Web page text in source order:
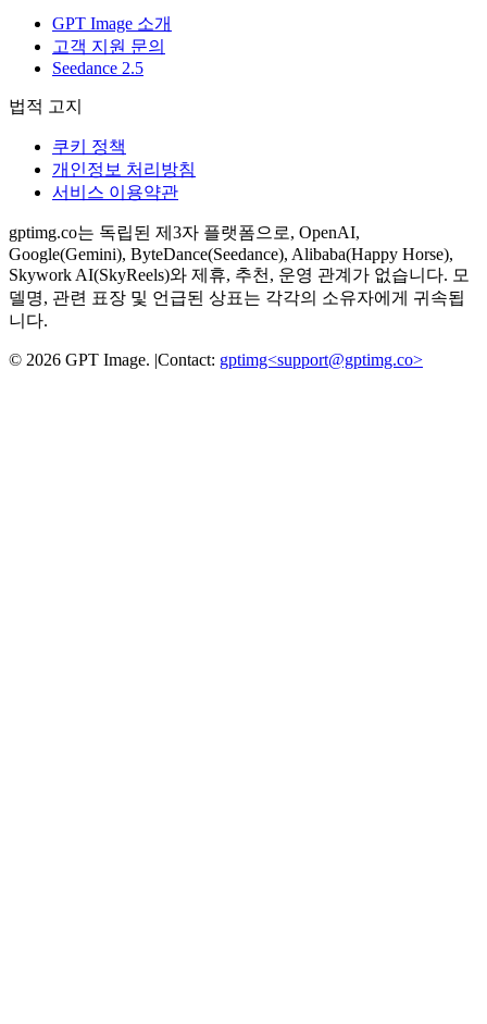
GPT Image 소개
고객 지원 문의
Seedance 2.5
법적 고지
쿠키 정책
개인정보 처리방침
서비스 이용약관
gptimg.co는 독립된 제3자 플랫폼으로, OpenAI,
Google(Gemini), ByteDance(Seedance), Alibaba(Happy Horse),
Skywork AI(SkyReels)와 제휴, 추천, 운영 관계가 없습니다. 모
델명, 관련 표장 및 언급된 상표는 각각의 소유자에게 귀속됩
니다.
© 2026 GPT Image. |Contact: gptimg<support@gptimg.co>